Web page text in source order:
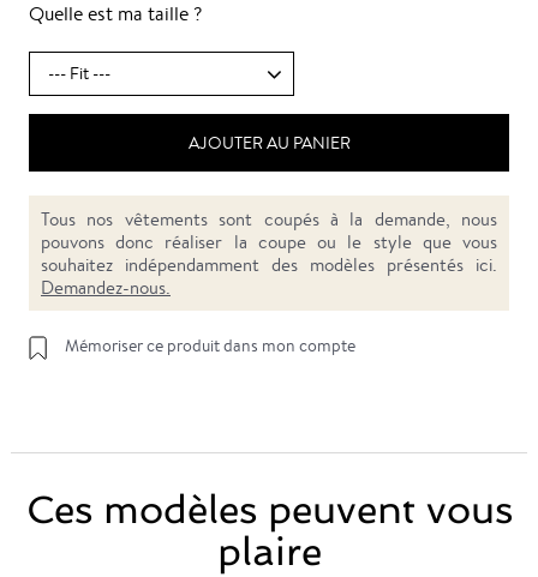
Quelle est ma taille ?
AJOUTER AU PANIER
Tous nos vêtements sont coupés à la demande, nous
pouvons donc réaliser la coupe ou le style que vous
souhaitez indépendamment des modèles présentés ici.
Demandez-nous.
Mémoriser ce produit dans mon compte
Ces modèles peuvent vous
plaire